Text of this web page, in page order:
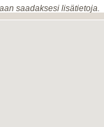
saadaksesi lisätietoja.